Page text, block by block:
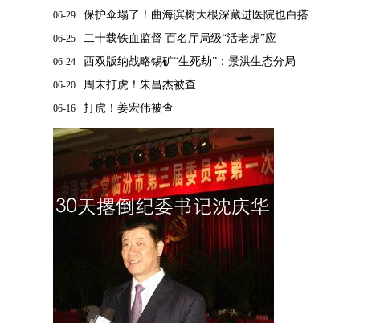
06-29 保护伞塌了！曲海滨树大根深藏进医院也白搭
06-25 二十载铁血监督 百名厅局级“活老虎”应
06-24 西双版纳战略锡矿“生死劫”：景洪生态分局
06-20 周末打虎！朱昌杰被查
06-16 打虎！姜宏伟被查